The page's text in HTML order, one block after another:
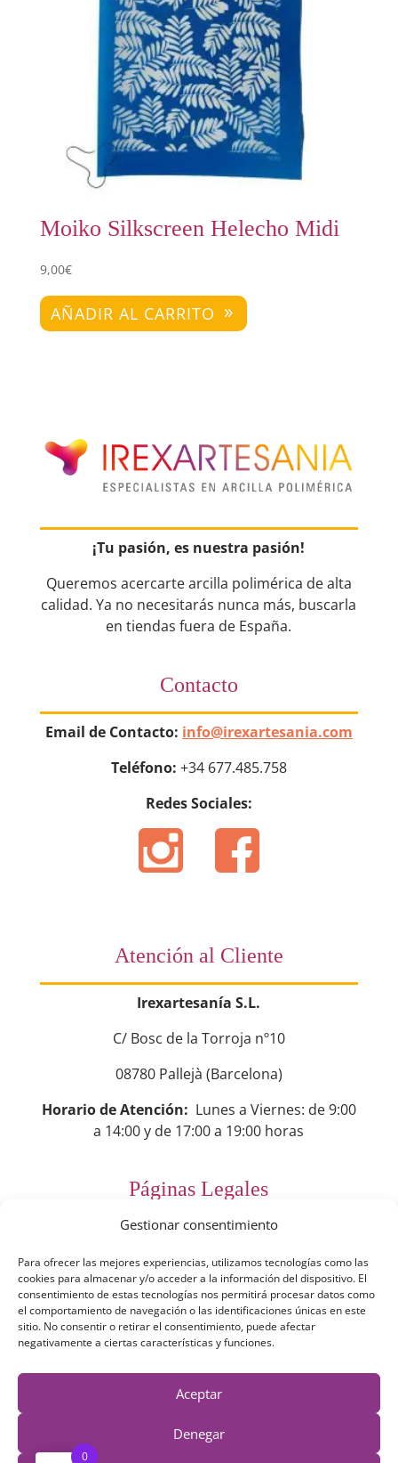
Gestionar consentimiento
Para ofrecer las mejores experiencias, utilizamos tecnologías como las
cookies para almacenar y/o acceder a la información del dispositivo. El
consentimiento de estas tecnologías nos permitirá procesar datos como
el comportamiento de navegación o las identificaciones únicas en este
sitio. No consentir o retirar el consentimiento, puede afectar
negativamente a ciertas características y funciones.
Aceptar
Denegar
Moiko Silkscreen Helecho Midi
9,00€
AÑADIR AL CARRITO
¡Tu pasión, es nuestra pasión!
Queremos acercarte arcilla polimérica de alta
calidad. Ya no necesitarás nunca más, buscarla
en tiendas fuera de España.
Contacto
Email de Contacto: info@irexartesania.com
Teléfono: +34 677.485.758
Redes Sociales:
Atención al Cliente
Irexartesanía S.L.
C/ Bosc de la Torroja nº10
08780 Pallejà (Barcelona)
Horario de Atención: Lunes a Viernes: de 9:00
a 14:00 y de 17:00 a 19:00 horas
Páginas Legales
Preguntas Frecuentes
Aviso Legal
Política de Privacidad
Política de Cookies
Términos y Condiciones
0